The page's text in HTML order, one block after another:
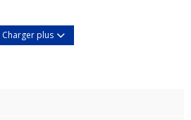
Charger plus